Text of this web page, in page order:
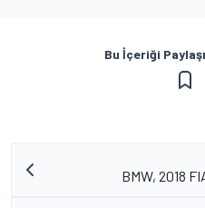
Bu İçeriği
BMW, 2018